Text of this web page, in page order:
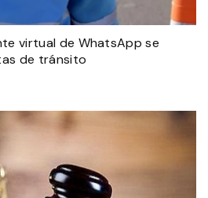
virtual de WhatsApp se
de tránsito